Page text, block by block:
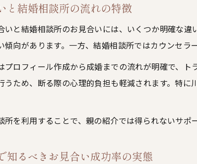
結婚相談所利用時
第一印象を高め
お見合い女性が
結婚相談所で好
成立率を高めるための
IBJデータに学ぶ
成婚に繋がるプロ
と結婚相談所の流れの特徴
いと結婚相談所のお見合いには、いくつか明確な
傾向があります。一方、結婚相談所ではカウンセ
プロフィール作成から成婚までの流れが明確で、
うため、断る際の心理的負担も軽減されます。特
所を利用することで、親の紹介では得られないサ
知るべきお見合い成功率の実態
ご
ご